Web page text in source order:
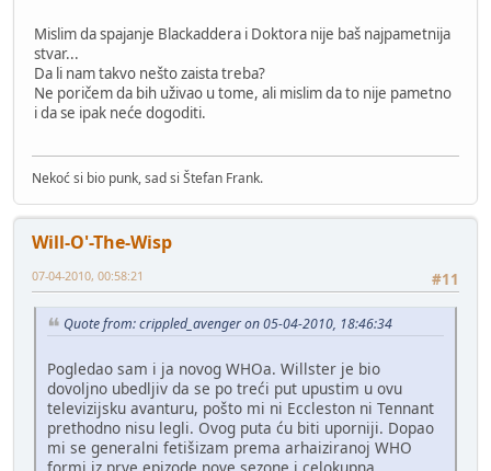
Mislim da spajanje Blackaddera i Doktora nije baš najpametnija
stvar...
Da li nam takvo nešto zaista treba?
Ne poričem da bih uživao u tome, ali mislim da to nije pametno
i da se ipak neće dogoditi.
Nekoć si bio punk, sad si Štefan Frank.
Will-O'-The-Wisp
#11
07-04-2010, 00:58:21
Quote from: crippled_avenger on 05-04-2010, 18:46:34
Pogledao sam i ja novog WHOa. Willster je bio
dovoljno ubedljiv da se po treći put upustim u ovu
televizijsku avanturu, pošto mi ni Eccleston ni Tennant
prethodno nisu legli. Ovog puta ću biti uporniji. Dopao
mi se generalni fetišizam prema arhaiziranoj WHO